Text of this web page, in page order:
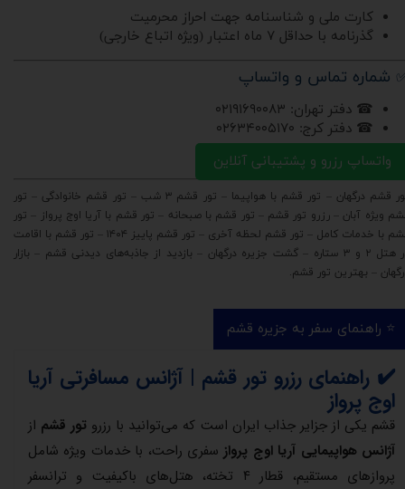
کارت ملی و شناسنامه جهت احراز محرمیت
گذرنامه با حداقل ۷ ماه اعتبار (ویژه اتباع خارجی)
شماره تماس و واتساپ
☎ دفتر تهران: ۰۲۱۹۱۶۹۰۰۸۳
☎ دفتر کرج: ۰۲۶۳۴۰۰۵۱۷۰
واتساپ رزرو و پشتیبانی آنلاین
تور قشم درگهان – تور قشم با هواپیما – تور قشم ۳ شب – تور قشم خانوادگی – تور
ویژه آبان – رزرو تور قشم – تور قشم با صبحانه – تور قشم با آریا اوج پرواز – تور
قشم با خدمات کامل – تور قشم لحظه آخری – تور قشم پاییز ۱۴۰۴ – تور قشم با اقامت
در هتل ۲ و ۳ ستاره – گشت جزیره درگهان – بازدید از جاذبه‌های دیدنی قشم – بازار
– بهترین تور قشم.
⭐️ راهنمای سفر به جزیره قشم
✔️ راهنمای رزرو تور قشم | آژانس مسافرتی آریا
اوج پرواز
قشم یکی از جزایر جذاب ایران است که می‌توانید با رزرو تور قشم از
آژانس هواپیمایی آریا اوج پرواز سفری راحت، با خدمات ویژه شامل
پروازهای مستقیم، قطار ۴ تخته، هتل‌های باکیفیت و ترانسفر